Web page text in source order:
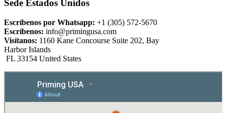
Sede Estados Unidos
Escríbenos por Whatsapp: +1 (305) 572-5670
Escríbenos: info@primingusa.com
Visítanos: 1160 Kane Concourse Suite 202, Bay
Harbor Islands
FL 33154 United States